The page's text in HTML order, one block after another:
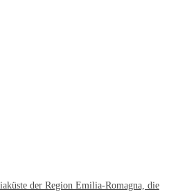
der Region Emilia-Romagna, die